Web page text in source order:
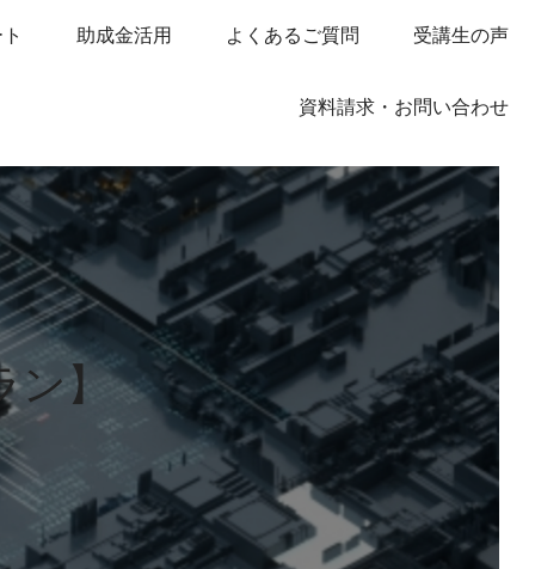
助成金活用 よくあるご質問 受講生の声
資料請求・お問い合わせ
ン】